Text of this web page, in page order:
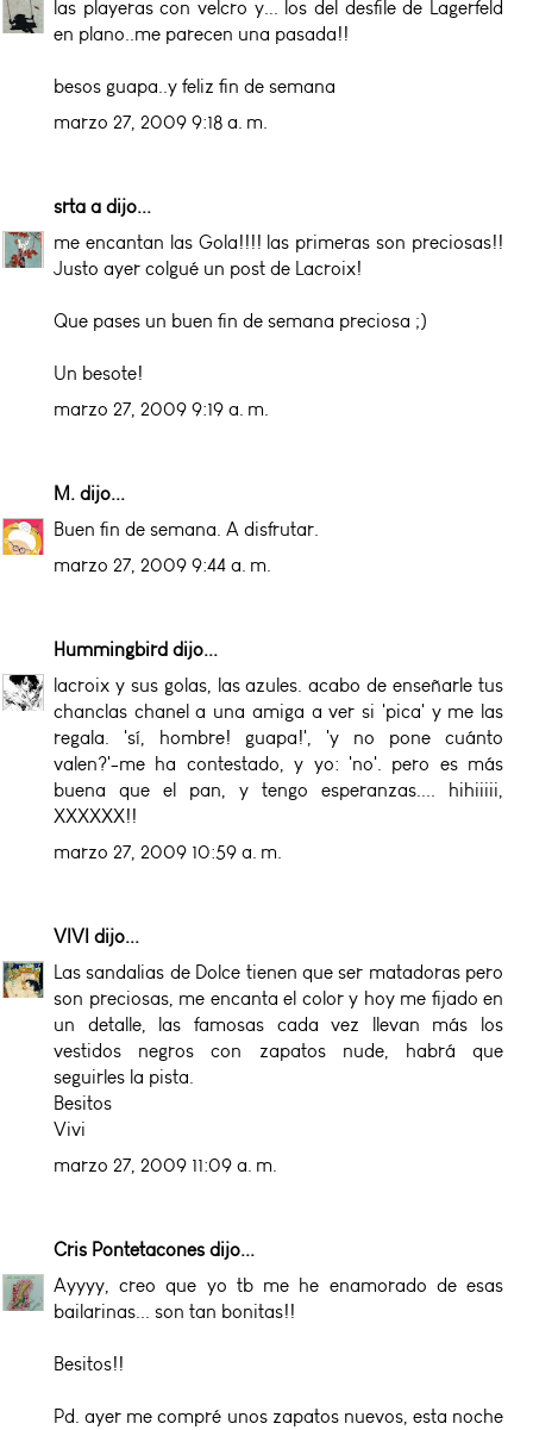
las playeras con velcro y... los del desfile de Lagerfeld
en plano..me parecen una pasada!!
besos guapa..y feliz fin de semana
marzo 27, 2009 9:18 a. m.
srta a dijo...
me encantan las Gola!!!! las primeras son preciosas!!
Justo ayer colgué un post de Lacroix!
Que pases un buen fin de semana preciosa ;)
Un besote!
marzo 27, 2009 9:19 a. m.
M. dijo...
Buen fin de semana. A disfrutar.
marzo 27, 2009 9:44 a. m.
Hummingbird dijo...
lacroix y sus golas, las azules. acabo de enseñarle tus
chanclas chanel a una amiga a ver si 'pica' y me las
regala. 'sí, hombre! guapa!', 'y no pone cuánto
valen?'-me ha contestado, y yo: 'no'. pero es más
buena que el pan, y tengo esperanzas.... hihiiiii,
XXXXXX!!
marzo 27, 2009 10:59 a. m.
VIVI dijo...
Las sandalias de Dolce tienen que ser matadoras pero
son preciosas, me encanta el color y hoy me fijado en
un detalle, las famosas cada vez llevan más los
vestidos negros con zapatos nude, habrá que
seguirles la pista.
Besitos
Vivi
marzo 27, 2009 11:09 a. m.
Cris Pontetacones dijo...
Ayyyy, creo que yo tb me he enamorado de esas
bailarinas... son tan bonitas!!
Besitos!!
Pd. ayer me compré unos zapatos nuevos, esta noche